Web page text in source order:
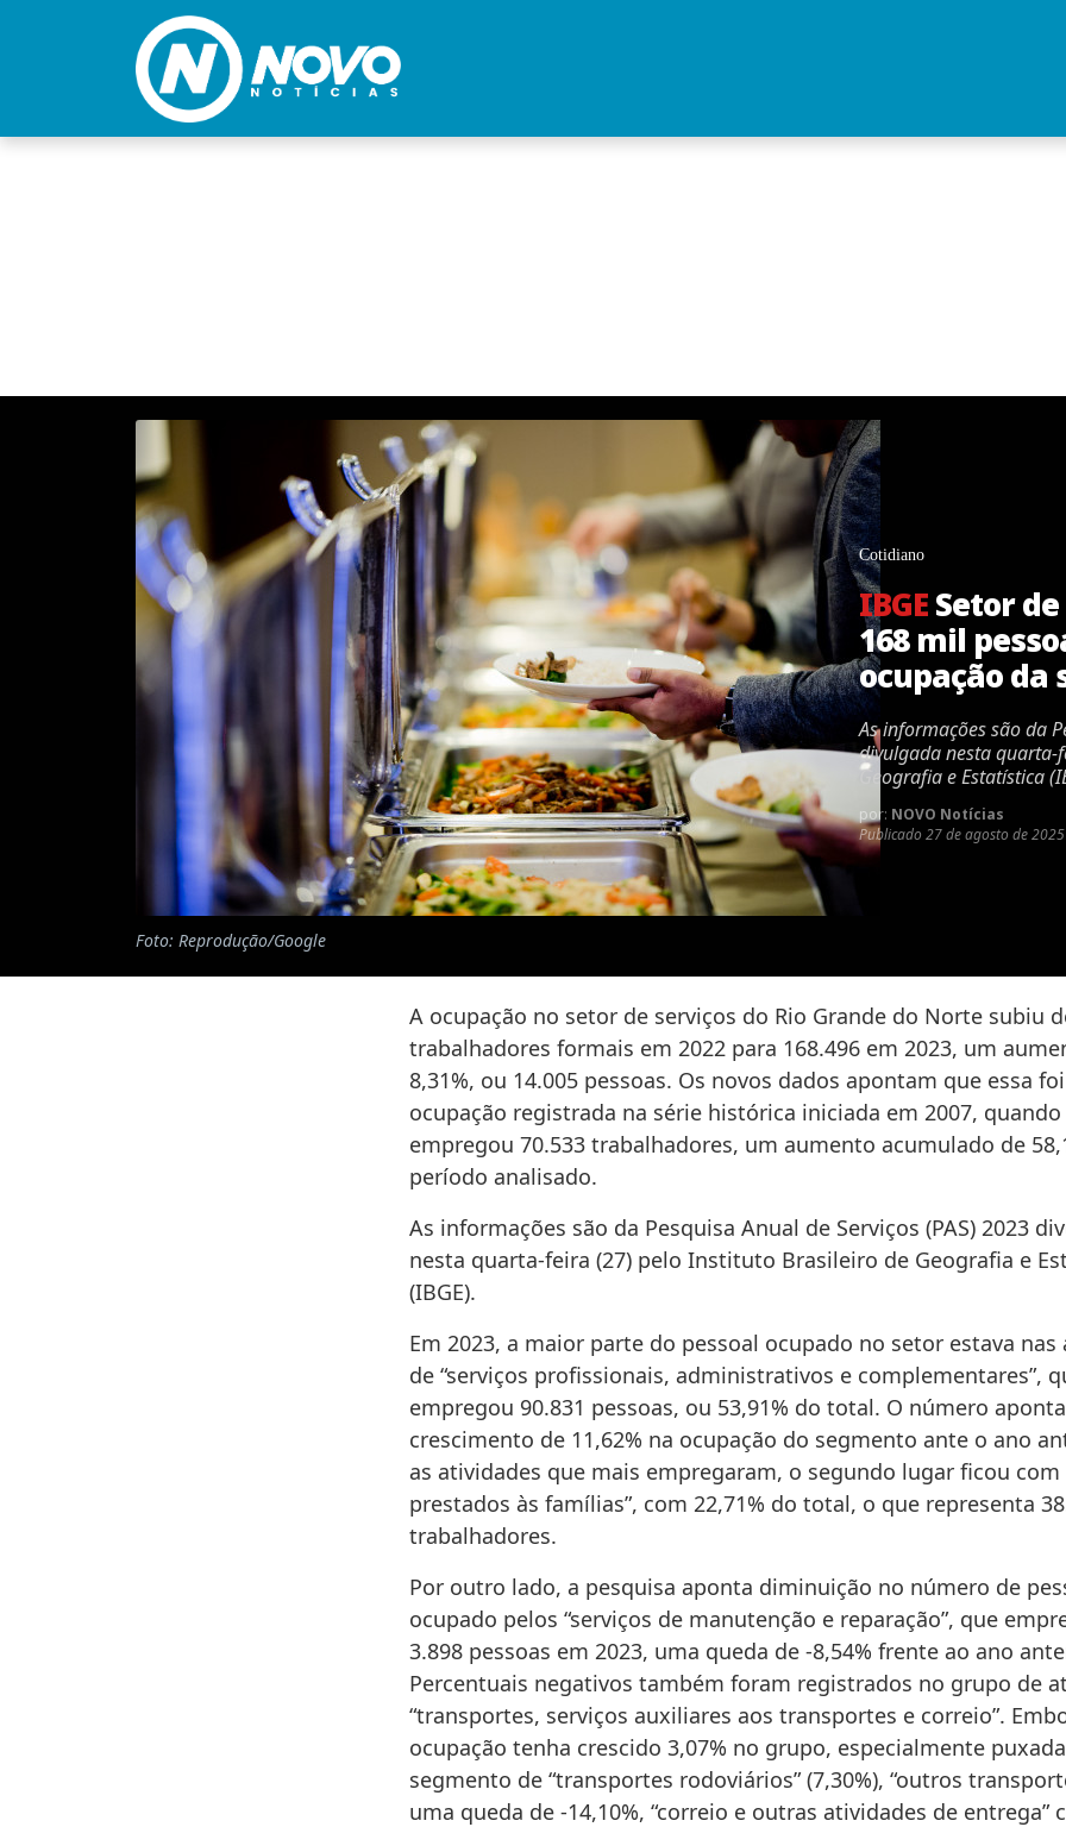
Foto: Reprodução/Google
Cotidiano
IBGESetor
168 mil
ocupação da
As informações são da
divulgada nesta
Geografia e Estatística
por: NOVO Notícias
Publicado 27 de agosto de
A ocupação no setor de serviços do Rio Grande do Norte subiu
trabalhadores formais em 2022 para 168.496 em 2023, um
8,31%, ou 14.005 pessoas. Os novos dados apontam que essa
ocupação registrada na série histórica iniciada em 2007,
empregou 70.533 trabalhadores, um aumento acumulado de
período analisado.
As informações são da Pesquisa Anual de Serviços (PAS) 2023
nesta quarta-feira (27) pelo Instituto Brasileiro de Geografia e
(IBGE).
Em 2023, a maior parte do pessoal ocupado no setor estava nas
de “serviços profissionais, administrativos e complementares”,
empregou 90.831 pessoas, ou 53,91% do total. O número
crescimento de 11,62% na ocupação do segmento ante o ano
as atividades que mais empregaram, o segundo lugar ficou com
prestados às famílias”, com 22,71% do total, o que representa
trabalhadores.
Por outro lado, a pesquisa aponta diminuição no número de
ocupado pelos “serviços de manutenção e reparação”, que
3.898 pessoas em 2023, uma queda de -8,54% frente ao ano
Percentuais negativos também foram registrados no grupo de
“transportes, serviços auxiliares aos transportes e correio”.
ocupação tenha crescido 3,07% no grupo, especialmente
segmento de “transportes rodoviários” (7,30%), “outros
uma queda de -14,10%, “correio e outras atividades de entrega”